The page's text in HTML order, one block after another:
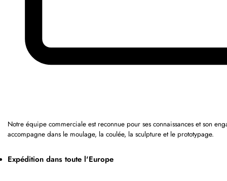
Notre équipe commerciale est reconnue pour ses connaissances et son
accompagne dans le moulage, la coulée, la sculpture et le prototypage.
Expédition dans toute l'Europe